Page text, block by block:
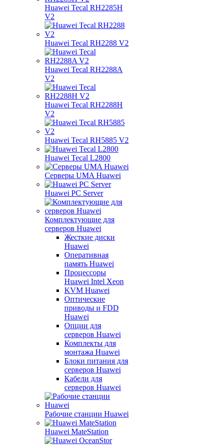
Huawei Tecal RH2285H
V2
Huawei Tecal RH2288 V2
Huawei Tecal RH2288A
V2
Huawei Tecal RH2288H
V2
Huawei Tecal RH5885 V2
Huawei Tecal L2800
Серверы UMA Huawei
Huawei PC Server
Комплектующие для
серверов Huawei
Жесткие диски
Huawei
Оперативная
память Huawei
Процессоры
Huawei Intel Xeon
KVM Huawei
Оптические
приводы и FDD
Huawei
Опции для
серверов Huawei
Комплекты для
монтажа Huawei
Блоки питания для
серверов Huawei
Кабели для
серверов Huawei
Рабочие станции Huawei
Huawei MateStation